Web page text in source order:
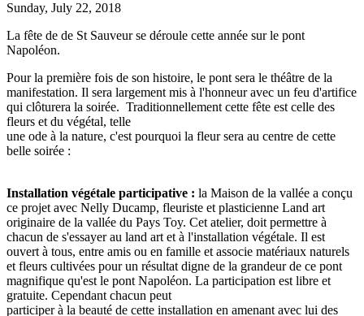
Sunday, July 22, 2018
La fête de de St Sauveur se déroule cette année sur le pont
Napoléon.
Pour la première fois de son histoire, le pont sera le théâtre de la
manifestation. Il sera largement mis à l'honneur avec un feu d'artifice
qui clôturera la soirée. Traditionnellement cette fête est celle des
fleurs et du végétal, telle
une ode à la nature, c'est pourquoi la fleur sera au centre de cette
belle soirée :
Installation végétale participative : la Maison de la vallée a conçu
ce projet avec Nelly Ducamp, fleuriste et plasticienne Land art
originaire de la vallée du Pays Toy. Cet atelier, doit permettre à
chacun de s'essayer au land art et à l'installation végétale. Il est
ouvert à tous, entre amis ou en famille et associe matériaux naturels
et fleurs cultivées pour un résultat digne de la grandeur de ce pont
magnifique qu'est le pont Napoléon. La participation est libre et
gratuite. Cependant chacun peut
participer à la beauté de cette installation en amenant avec lui des